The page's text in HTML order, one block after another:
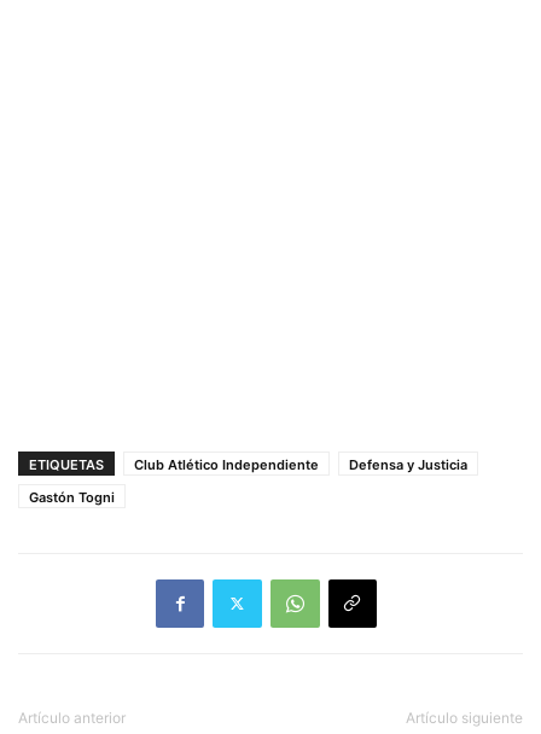
ETIQUETAS Club Atlético Independiente
Defensa y Justicia
Gastón Togni
Artículo anterior Artículo siguiente